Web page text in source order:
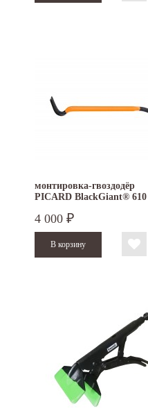
монтировка-гвоздодёр
PICARD BlackGiant®
4 000 ₽